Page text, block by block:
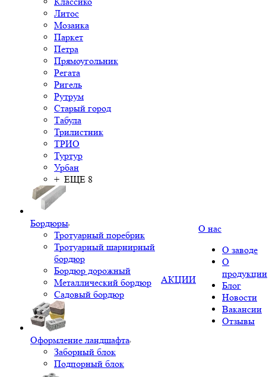
Литос
Мозаика
Паркет
Петра
Прямоугольник
Регата
Ригель
Рутрум
Старый город
Табула
Трилистник
ТРИО
Туртур
Урбан
+ ЕЩЕ 8
Бордюры
Тротуарный поребрик
Тротуарный шарнирный
бордюр
Бордюр дорожный
Металлический бордюр
Садовый бордюр
Оформление ландшафта
Заборный блок
Подпорный блок
АКЦИИ
О нас
О заводе
О
продукции
Блог
Новости
Вакансии
Отзывы